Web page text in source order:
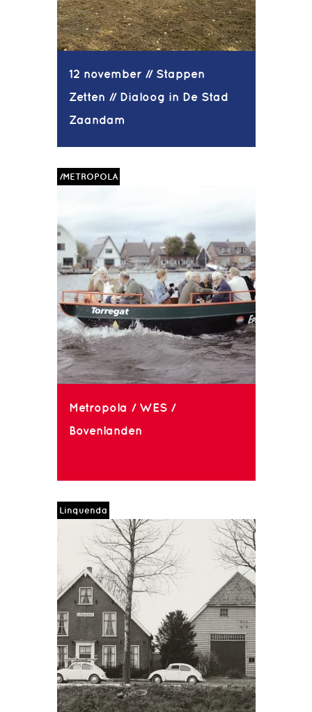
12 november // Stappen
Zetten // Dialoog in De Stad
Zaandam
/METROPOLA
Metropola / WES /
Bovenlanden
Linquenda